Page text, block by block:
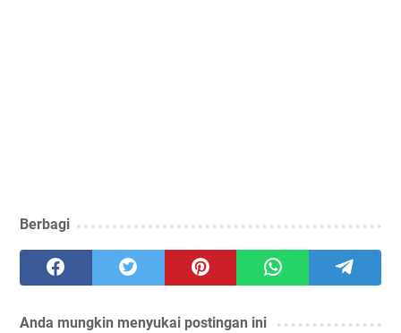
Berbagi
Anda mungkin menyukai postingan ini